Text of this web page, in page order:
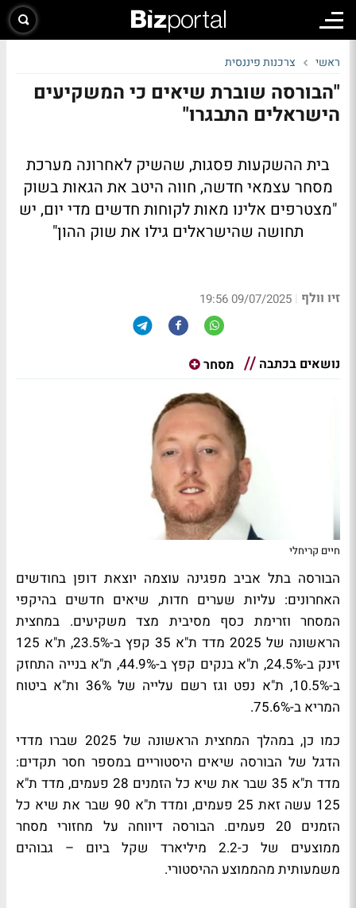
ראשי צרכנות פיננסית
"הבורסה שוברת שיאים כי המשקיעים
הישראלים התבגרו"
בית ההשקעות פסגות, שהשיק לאחרונה מערכת
מסחר עצמאי חדשה, חווה היטב את הגאות בשוק
"מצטרפים אלינו מאות לקוחות חדשים מדי יום, יש
תחושה שהישראלים גילו את שוק ההון"
זיו וולף |
09/07/2025 19:56
נושאים בכתבה מסחר
חיים קריחלי
הבורסה בתל אביב מפגינה עוצמה יוצאת דופן בחודשים
האחרונים: עליות שערים חדות, שיאים חדשים בהיקפי
המסחר וזרימת כסף מסיבית מצד משקיעים. במחצית
הראשונה של 2025 מדד ת"א 35 קפץ ב-23.5%, ת"א 125
זינק ב-24.5%, ת"א בנקים קפץ ב-44.9%, ת"א בנייה התחזק
ב-10.5%, ת"א נפט וגז רשם עלייה של 36% ות"א ביטוח
המריא ב-75.6%.
כמו כן, במהלך המחצית הראשונה של 2025 שברו מדדי
הדגל של הבורסה שיאים היסטוריים במספר חסר תקדים:
מדד ת"א 35 שבר את שיא כל הזמנים 28 פעמים, מדד ת"א
125 עשה זאת 25 פעמים, ומדד ת"א 90 שבר את שיא כל
הזמנים 20 פעמים. הבורסה דיווחה על מחזורי מסחר
ממוצעים של כ-2.2 מיליארד שקל ביום – גבוהים
משמעותית מהממוצע ההיסטורי.